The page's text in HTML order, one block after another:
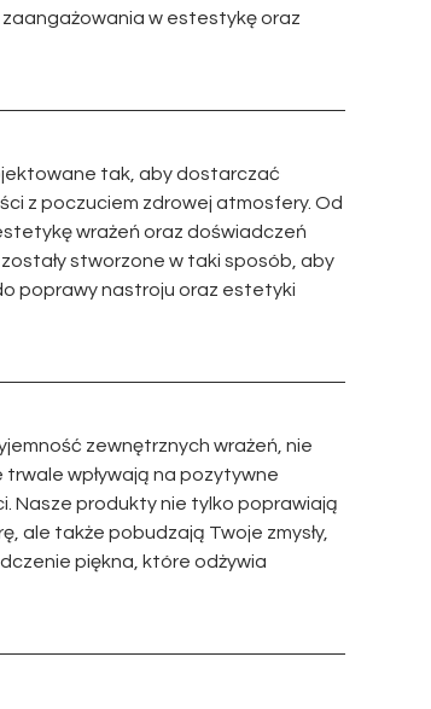
w estestykę oraz
tak, aby dostarczać
z poczuciem zdrowej atmosfery. Od
wrażeń oraz doświadczeń
stworzone w taki sposób, aby
poprawy nastroju oraz estetyki
zewnętrznych wrażeń, nie
wpływają na pozytywne
Nasze produkty nie tylko poprawiają
ale także pobudzają Twoje zmysły,
piękna, które odżywia